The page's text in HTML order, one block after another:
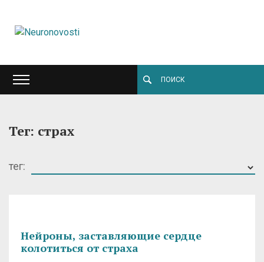
Тег: страх
тег:
Нейроны, заставляющие сердце
колотиться от страха